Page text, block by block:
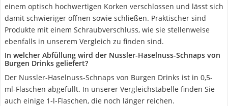
einem optisch hochwertigen Korken verschlossen und lässt sich
damit schwieriger öffnen sowie schließen. Praktischer sind
Produkte mit einem Schraubverschluss, wie sie stellenweise
ebenfalls in unserem Vergleich zu finden sind.
In welcher Abfüllung wird der Nussler-Haselnuss-Schnaps von
Burgen Drinks geliefert?
Der Nussler-Haselnuss-Schnaps von Burgen Drinks ist in 0,5-
ml-Flaschen abgefüllt. In unserer Vergleichstabelle finden Sie
auch einige 1-l-Flaschen, die noch länger reichen.